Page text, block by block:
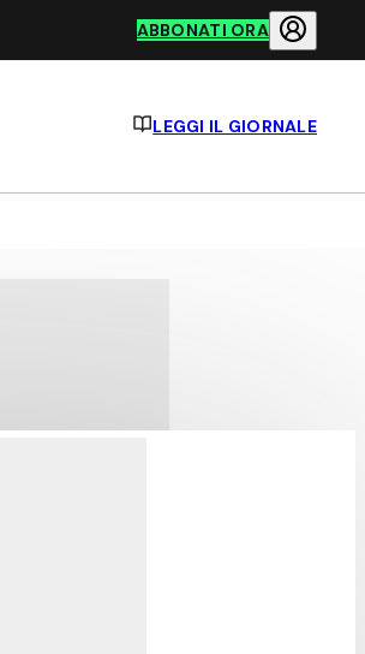
ABBONATI ORA
LEGGI IL GIORNALE